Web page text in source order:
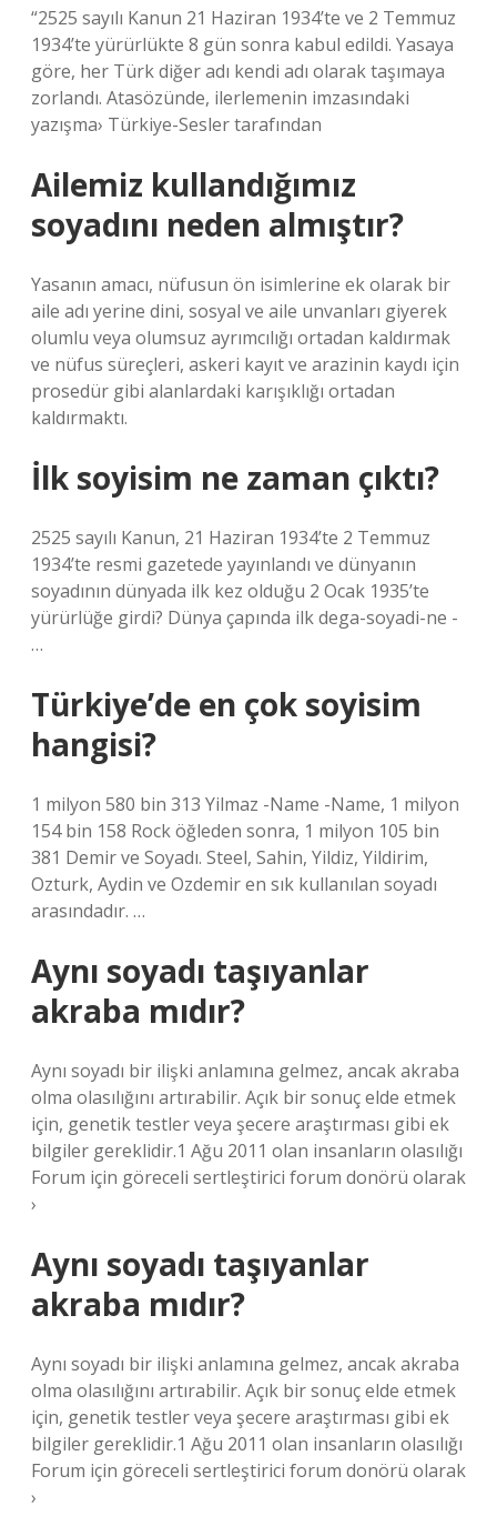
“2525 sayılı Kanun 21 Haziran 1934’te ve 2 Temmuz
1934’te yürürlükte 8 gün sonra kabul edildi. Yasaya
göre, her Türk diğer adı kendi adı olarak taşımaya
zorlandı. Atasözünde, ilerlemenin imzasındaki
yazışma› Türkiye-Sesler tarafından
Ailemiz kullandığımız
soyadını neden almıştır?
Yasanın amacı, nüfusun ön isimlerine ek olarak bir
aile adı yerine dini, sosyal ve aile unvanları giyerek
olumlu veya olumsuz ayrımcılığı ortadan kaldırmak
ve nüfus süreçleri, askeri kayıt ve arazinin kaydı için
prosedür gibi alanlardaki karışıklığı ortadan
kaldırmaktı.
İlk soyisim ne zaman çıktı?
2525 sayılı Kanun, 21 Haziran 1934’te 2 Temmuz
1934’te resmi gazetede yayınlandı ve dünyanın
soyadının dünyada ilk kez olduğu 2 Ocak 1935’te
yürürlüğe girdi? Dünya çapında ilk dega-soyadi-ne -
…
Türkiye’de en çok soyisim
hangisi?
1 milyon 580 bin 313 Yilmaz -Name -Name, 1 milyon
154 bin 158 Rock öğleden sonra, 1 milyon 105 bin
381 Demir ve Soyadı. Steel, Sahin, Yildiz, Yildirim,
Ozturk, Aydin ve Ozdemir en sık kullanılan soyadı
arasındadır. …
Aynı soyadı taşıyanlar
akraba mıdır?
Aynı soyadı bir ilişki anlamına gelmez, ancak akraba
olma olasılığını artırabilir. Açık bir sonuç elde etmek
için, genetik testler veya şecere araştırması gibi ek
bilgiler gereklidir.1 Ağu 2011 olan insanların olasılığı
Forum için göreceli sertleştirici forum donörü olarak
›
Aynı soyadı taşıyanlar
akraba mıdır?
Aynı soyadı bir ilişki anlamına gelmez, ancak akraba
olma olasılığını artırabilir. Açık bir sonuç elde etmek
için, genetik testler veya şecere araştırması gibi ek
bilgiler gereklidir.1 Ağu 2011 olan insanların olasılığı
Forum için göreceli sertleştirici forum donörü olarak
›